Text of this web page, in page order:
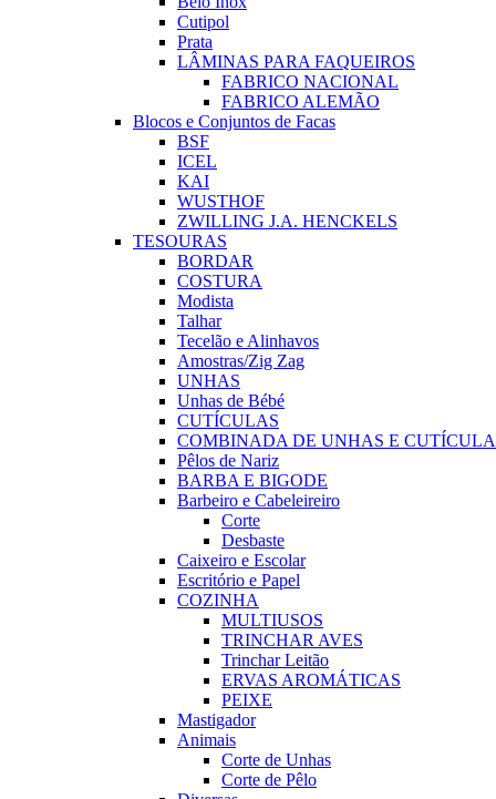
Cutipol
Prata
LÂMINAS PARA FAQUEIROS
FABRICO NACIONAL
FABRICO ALEMÃO
Blocos e Conjuntos de Facas
BSF
ICEL
KAI
WUSTHOF
ZWILLING J.A. HENCKELS
TESOURAS
BORDAR
COSTURA
Modista
Talhar
Tecelão e Alinhavos
Amostras/Zig Zag
UNHAS
Unhas de Bébé
CUTÍCULAS
COMBINADA DE UNHAS E
Pêlos de Nariz
BARBA E BIGODE
Barbeiro e Cabeleireiro
Corte
Desbaste
Caixeiro e Escolar
Escritório e Papel
COZINHA
MULTIUSOS
TRINCHAR AVES
Trinchar Leitão
ERVAS AROMÁTICAS
PEIXE
Mastigador
Animais
Corte de Unhas
Corte de Pêlo